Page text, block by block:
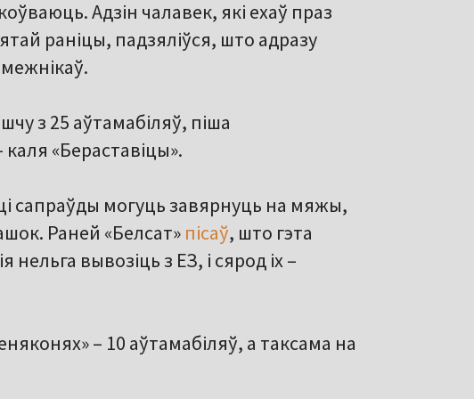
Адзін чалавек, які ехаў праз
раніцы, падзяліўся, што адразу
з 25 аўтамабіляў, піша
«Бераставіцы».
сапраўды могуць завярнуць на мяжы,
Раней «Белсат» пісаў, што гэта
нельга вывозіць з ЕЗ, і сярод іх –
– 10 аўтамабіляў, а таксама на